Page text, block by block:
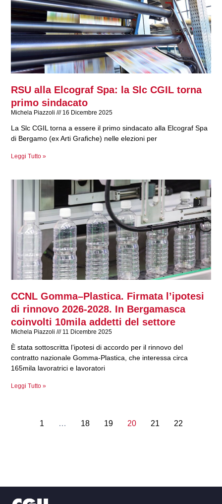
RSU alla Elcograf Spa: la Slc CGIL torna
primo sindacato
Michela Piazzoli 16 Dicembre 2025
La Slc CGIL torna a essere il primo sindacato alla Elcograf Spa
di Bergamo (ex Arti Grafiche) nelle elezioni per
Leggi Tutto »
CCNL Gomma–Plastica. Firmata l’ipotesi
di rinnovo 2026-2028. In Bergamasca
coinvolti 10mila addetti del settore
Michela Piazzoli 11 Dicembre 2025
È stata sottoscritta l’ipotesi di accordo per il rinnovo del
contratto nazionale Gomma-Plastica, che interessa circa
165mila lavoratrici e lavoratori
Leggi Tutto »
1 … 18 19 20 21 22